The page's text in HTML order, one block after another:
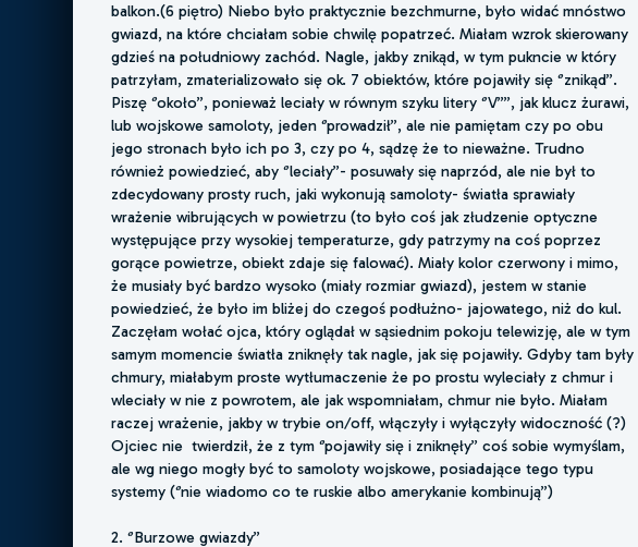
balkon.(6 piętro) Niebo było praktycznie bezchmurne, było widać mnóstwo
gwiazd, na które chciałam sobie chwilę popatrzeć. Miałam wzrok skierowany
gdzieś na południowy zachód. Nagle, jakby znikąd, w tym pukncie w który
patrzyłam, zmaterializowało się ok. 7 obiektów, które pojawiły się ‘’znikąd’’.
Piszę ‘’około’’, ponieważ leciały w równym szyku litery ‘’V””, jak klucz żurawi,
lub wojskowe samoloty, jeden ‘’prowadził’’, ale nie pamiętam czy po obu
jego stronach było ich po 3, czy po 4, sądzę że to nieważne. Trudno
również powiedzieć, aby ‘’leciały’’- posuwały się naprzód, ale nie był to
zdecydowany prosty ruch, jaki wykonują samoloty- światła sprawiały
wrażenie wibrujących w powietrzu (to było coś jak złudzenie optyczne
występujące przy wysokiej temperaturze, gdy patrzymy na coś poprzez
gorące powietrze, obiekt zdaje się falować). Miały kolor czerwony i mimo,
że musiały być bardzo wysoko (miały rozmiar gwiazd), jestem w stanie
powiedzieć, że było im bliżej do czegoś podłużno- jajowatego, niż do kul.
Zaczęłam wołać ojca, który oglądał w sąsiednim pokoju telewizję, ale w tym
samym momencie światła zniknęły tak nagle, jak się pojawiły. Gdyby tam były
chmury, miałabym proste wytłumaczenie że po prostu wyleciały z chmur i
wleciały w nie z powrotem, ale jak wspomniałam, chmur nie było. Miałam
raczej wrażenie, jakby w trybie on/off, włączyły i wyłączyły widoczność (?)
Ojciec nie twierdził, że z tym ‘’pojawiły się i zniknęły’’ coś sobie wymyślam,
ale wg niego mogły być to samoloty wojskowe, posiadające tego typu
systemy (‘’nie wiadomo co te ruskie albo amerykanie kombinują’’)
2. ‘’Burzowe gwiazdy’’